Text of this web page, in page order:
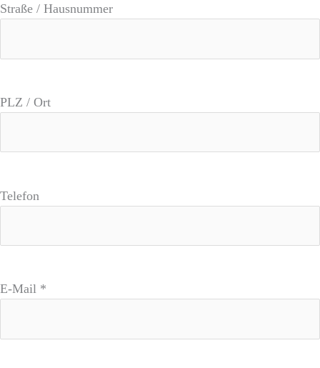
Straße / Hausnummer
PLZ / Ort
Telefon
E-Mail *